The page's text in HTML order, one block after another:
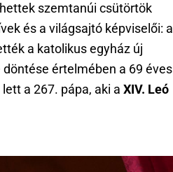
szemtanúi csütörtök
és a világsajtó képviselői: a
a katolikus egyház új
értelmében a 69 éves
lett a 267. pápa, aki a XIV. Leó